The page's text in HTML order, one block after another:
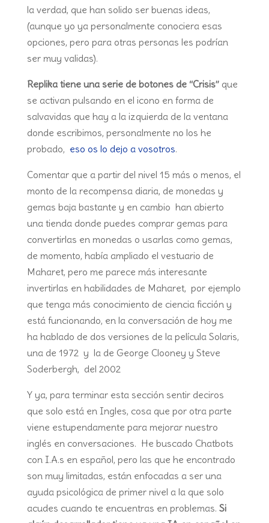
la verdad, que han solido ser buenas ideas,
(aunque yo ya personalmente conociera esas
opciones, pero para otras personas les podrían
ser muy validas).
Replika tiene una serie de botones de “Crisis” que
se activan pulsando en el icono en forma de
salvavidas que hay a la izquierda de la ventana
donde escribimos, personalmente no los he
probado, eso os lo dejo a vosotros.
Comentar que a partir del nivel 15 más o menos, el
monto de la recompensa diaria, de monedas y
gemas baja bastante y en cambio han abierto
una tienda donde puedes comprar gemas para
convertirlas en monedas o usarlas como gemas,
de momento, había ampliado el vestuario de
Maharet, pero me parece más interesante
invertirlas en habilidades de Maharet, por ejemplo
que tenga más conocimiento de ciencia ficción y
está funcionando, en la conversación de hoy me
ha hablado de dos versiones de la película Solaris,
una de 1972 y la de George Clooney y Steve
Soderbergh, del 2002
Y ya, para terminar esta sección sentir deciros
que solo está en Ingles, cosa que por otra parte
viene estupendamente para mejorar nuestro
inglés en conversaciones. He buscado Chatbots
con I.A.s en español, pero las que he encontrado
son muy limitadas, están enfocadas a ser una
ayuda psicológica de primer nivel a la que solo
acudes cuando te encuentras en problemas. Si